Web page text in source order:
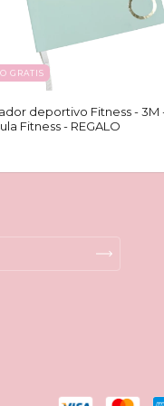
GRATIS
deportivo Fitness - 3M
Fitness - REGALO